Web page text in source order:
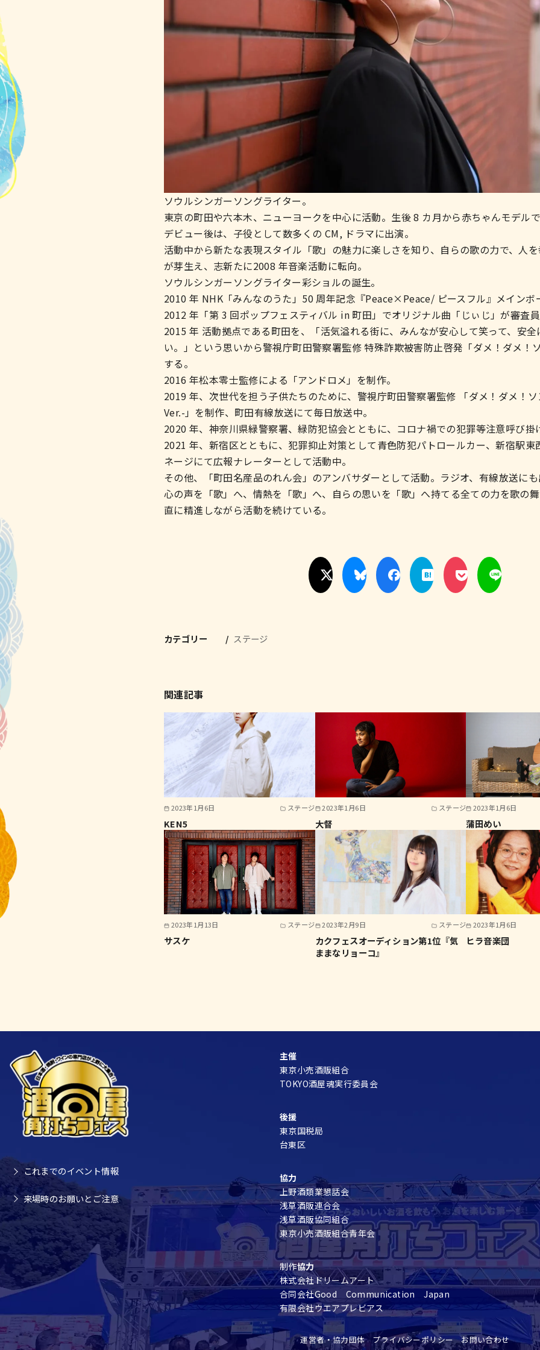
ソウルシンガーソングライター。
東京の町田や六本木、ニューヨークを中心に活動。生後 8 カ月から赤ちゃんモデル
デビュー後は、子役として数多くの CM, ドラマに出演。
活動中から新たな表現スタイル「歌」の魅力に楽しさを知り、自らの歌の力で、人
が芽生え、志新たに2008 年音楽活動に転向。
ソウルシンガーソングライター彩ショルの誕生。
2010 年 NHK「みんなのうた」50 周年記念『Peace×Peace/ ピースフル』メインボ
2012 年「第 3 回ポップフェスティバル in 町田」でオリジナル曲「じぃじ」が審査
2015 年 活動拠点である町田を、「活気溢れる街に、みんなが安心して笑って、安
い。」という思いから警視庁町田警察署監修 特殊詐欺被害防止啓発「ダメ！ダメ！
する。
2016 年松本零士監修による「アンドロメ」を制作。
2019 年、次世代を担う子供たちのために、警視庁町田警察署監修 「ダメ！ダメ！
Ver.-」を制作、町田有線放送にて毎日放送中。
2020 年、神奈川県緑警察署、緑防犯協会とともに、コロナ禍での犯罪等注意呼び掛
2021 年、新宿区とともに、犯罪抑止対策として青色防犯パトロールカー、新宿駅
ネージにて広報ナレーターとして活動中。
その他、「町田名産品のれん会」のアンバサダーとして活動。ラジオ、有線放送に
心の声を「歌」へ、情熱を「歌」へ、自らの思いを「歌」へ持てる全ての力を歌の
直に精進しながら活動を続けている。
カテゴリー ステージ
関連記事
2023年1月6日 ステージ
KEN5
2023年1月6日 ステージ
大督
2023年1月6日
蒲田めい
2023年1月13日 ステージ
サスケ
2023年2月9日 ステージ
カクフェスオーディション第1位『気
ままなリョーコ』
2023年1月6日
ヒラ音楽団
これまでのイベント情報
来場時のお願いとご注意
主催
東京小売酒販組合
TOKYO酒屋魂実行委員会
後援
東京国税局
台東区
協力
上野酒類業懇話会
浅草酒販連合会
浅草酒販協同組合
東京小売酒販組合青年会
制作協力
株式会社ドリームアート
合同会社Good Communication Japan
有限会社ウエアプレビアス
運営者・協力団体 プライバシーポリシー お問い合わせ